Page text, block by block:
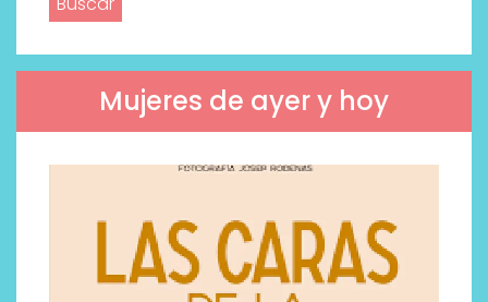
Mujeres de ayer y hoy